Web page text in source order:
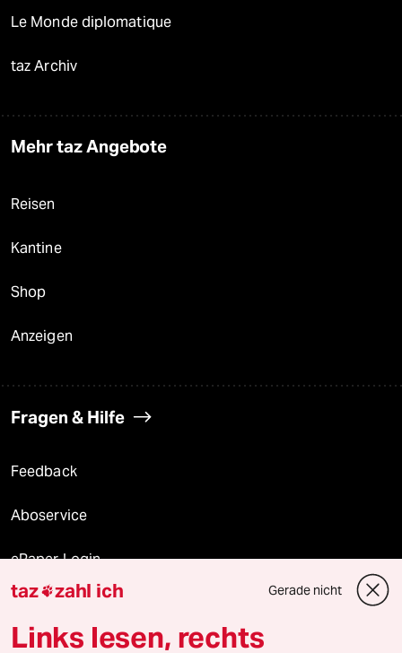
Le Monde diplomatique
taz Archiv
Mehr taz Angebote
Reisen
Kantine
Shop
Anzeigen
Fragen & Hilfe
Feedback
Aboservice
ePaper Login
Downloads für Abonnierende
taz zahl ich Gerade nicht
Links lesen, rechts